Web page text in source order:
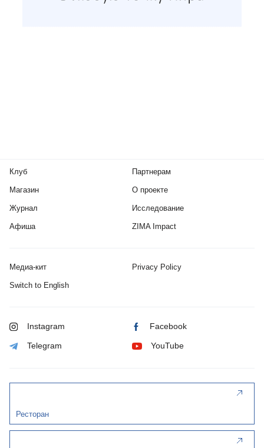
Клуб
Магазин
Журнал
Афиша
Партнерам
О проекте
Исследование
ZIMA Impact
Медиа-кит Privacy Policy
Switch to English
Instagram Facebook
Telegram YouTube
Ресторан